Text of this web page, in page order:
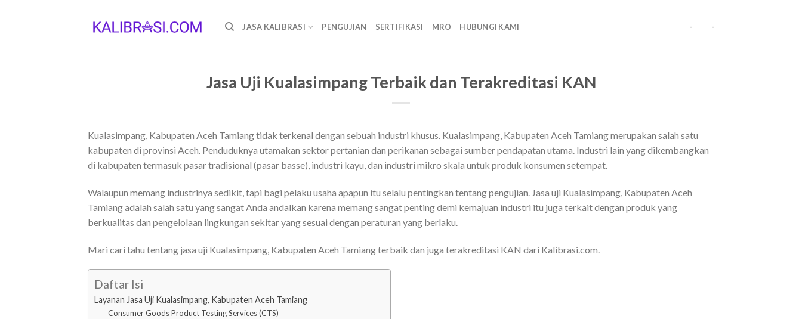
JASA KALIBRASI PENGUJIAN SERTIFIKASI MRO HUBUNGI KAMI - -
Jasa Uji Kualasimpang Terbaik dan Terakreditasi KAN
Kualasimpang, Kabupaten Aceh Tamiang tidak terkenal dengan sebuah industri khusus. Kualasimpang, Kabupaten Aceh Tamiang merupakan salah satu
kabupaten di provinsi Aceh. Penduduknya utamakan sektor pertanian dan perikanan sebagai sumber pendapatan utama. Industri lain yang dikembangkan
di kabupaten termasuk pasar tradisional (pasar basse), industri kayu, dan industri mikro skala untuk produk konsumen setempat.
Walaupun memang industrinya sedikit, tapi bagi pelaku usaha apapun itu selalu pentingkan tentang pengujian. Jasa uji Kualasimpang, Kabupaten Aceh
Tamiang adalah salah satu yang sangat Anda andalkan karena memang sangat penting demi kemajuan industri itu juga terkait dengan produk yang
berkualitas dan pengelolaan lingkungan sekitar yang sesuai dengan peraturan yang berlaku.
Mari cari tahu tentang jasa uji Kualasimpang, Kabupaten Aceh Tamiang terbaik dan juga terakreditasi KAN dari Kalibrasi.com.
Daftar Isi
Layanan Jasa Uji Kualasimpang, Kabupaten Aceh Tamiang
Consumer Goods Product Testing Services (CTS)